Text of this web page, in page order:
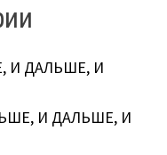
И ДАЛЬШЕ, И
И ДАЛЬШЕ, И